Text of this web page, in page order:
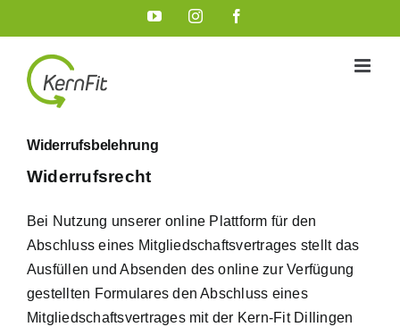
Inhalt
springen
YouTubeInstagram
Widerrufsbelehrung
Widerrufsrecht
Bei Nutzung unserer online Plattform für den
Abschluss eines Mitgliedschaftsvertrages stellt das
Ausfüllen und Absenden des online zur Verfügung
gestellten Formulares den Abschluss eines
Mitgliedschaftsvertrages mit der Kern-Fit Dillingen